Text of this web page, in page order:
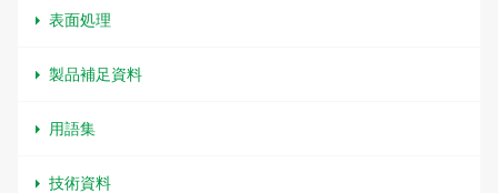
表面処理
製品補足資料
用語集
技術資料